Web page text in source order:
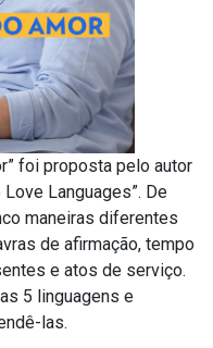
foi proposta pelo autor
Love Languages”. De
maneiras diferentes
de afirmação, tempo
e atos de serviço.
5 linguagens e
las.